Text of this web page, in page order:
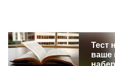
Тест
ваше